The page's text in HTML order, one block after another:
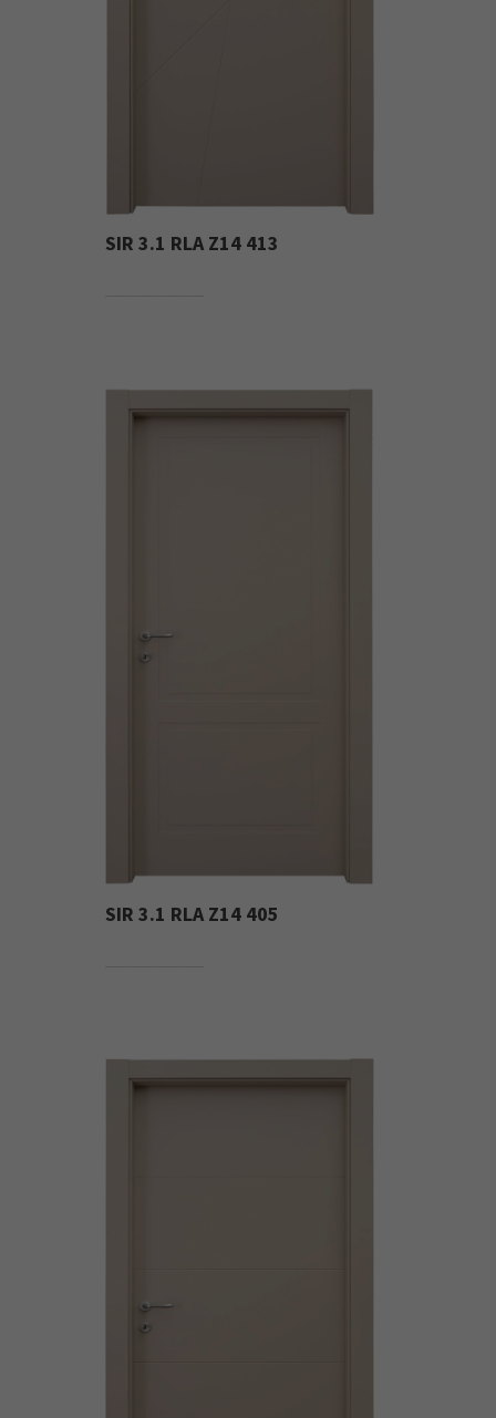
SIR 3.1 RLA Z14 413
SIR 3.1 RLA Z14 405